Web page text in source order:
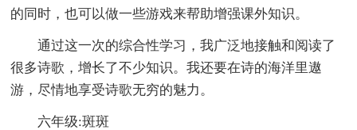
的同时，也可以做一些游戏来帮助增强课外知识。
通过这一次的综合性学习，我广泛地接触和阅读了
很多诗歌，增长了不少知识。我还要在诗的海洋里遨
游，尽情地享受诗歌无穷的魅力。
六年级:斑斑